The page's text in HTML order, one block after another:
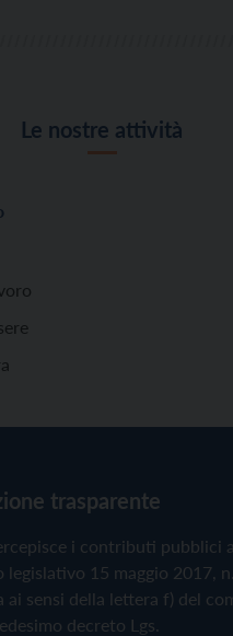
Le nostre attività
trasparente
i contributi pubblici
legislativo 15 maggio 2017,
ai sensi della lettera f) del
decreto Lgs.